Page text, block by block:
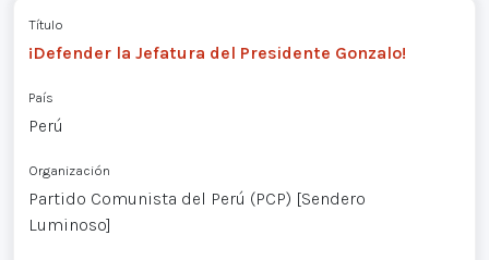
Título
¡Defender la Jefatura del Presidente Gonzalo!
País
Perú
Organización
Partido Comunista del Perú (PCP) [Sendero
Luminoso]